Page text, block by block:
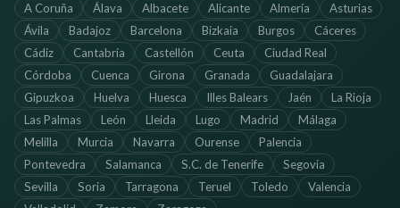
A Coruña Álava Albacete Alicante Almería
Asturias
Ávila
Badajoz Barcelona Bizkaia Burgos
Cáceres
Cádiz
Cantabria Castellón Ceuta
Ciudad Real
Córdoba
Cuenca Girona Granada
Guadalajara
Gipuzkoa
Huelva Huesca Illes Balears Jaén
La Rioja
Las Palmas
León Lleida Lugo Madrid
Málaga
Melilla
Murcia Navarra Ourense
Palencia
Pontevedra
Salamanca S.C. de Tenerife
Segovia
Sevilla
Soria Tarragona Teruel Toledo
Valencia